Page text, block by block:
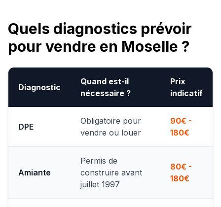
Quels diagnostics prévoir
pour vendre en Moselle ?
Diagnostic
Quand est-il
nécessaire ?
Prix
indicatif
DPE
Obligatoire pour
vendre ou louer
90€ -
180€
Amiante
Permis de
construire avant
juillet 1997
80€ -
180€